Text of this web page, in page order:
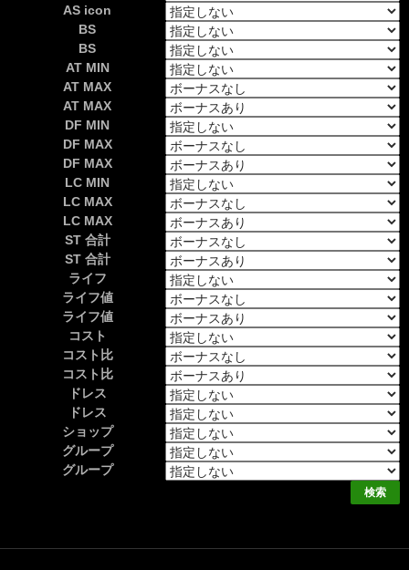
AS icon
BS
BS
AT MIN
AT MAX
AT MAX
DF MIN
DF MAX
DF MAX
LC MIN
LC MAX
LC MAX
ST 合計
ST 合計
ライフ
ライフ値
ライフ値
コスト
コスト比
コスト比
ドレス
ドレス
ショップ
グループ
グループ